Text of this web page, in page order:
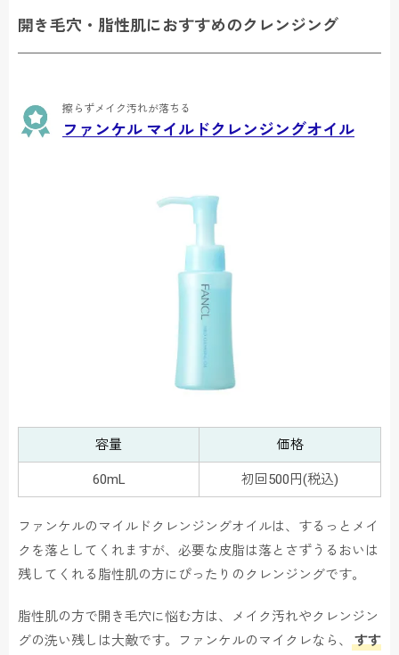
開き毛穴・脂性肌におすすめのクレンジング
擦らずメイク汚れが落ちる
ファンケル マイルドクレンジングオイル
容量 価格
60mL 初回500円(税込)
ファンケルのマイルドクレンジングオイルは、するっとメイ
クを落としてくれますが、必要な皮脂は落とさずうるおいは
残してくれる脂性肌の方にぴったりのクレンジングです。
脂性肌の方で開き毛穴に悩む方は、メイク汚れやクレンジン
グの洗い残しは大敵です。ファンケルのマイクレなら、
すす